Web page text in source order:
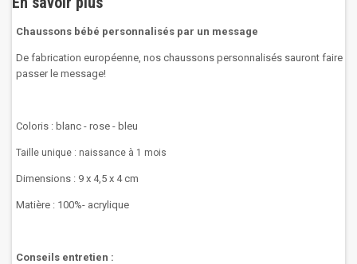
Chaussons bébé personnalisés par un message
De fabrication européenne, nos chaussons personnalisés sauront faire
passer le message!
Coloris : blanc - rose - bleu
Taille unique : naissance à 1 mois
Dimensions : 9 x 4,5 x 4 cm
Matière : 100%- acrylique
Conseils entretien :